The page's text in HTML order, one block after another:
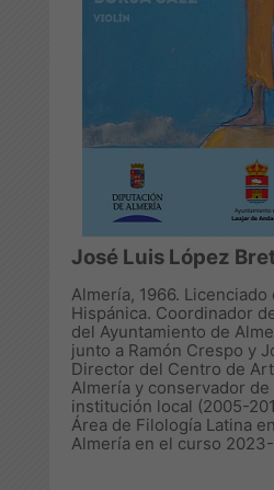
José Luis López
Almería, 1966. Licenciado
Hispánica. Coordinador
del Ayuntamiento de
junto a Ramón Crespo y
Director del Centro de
Almería y conservador
institución local (2005-
Área de Filología Latina
Almería en el curso